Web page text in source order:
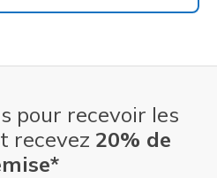
pour recevoir les
recevez 20% de